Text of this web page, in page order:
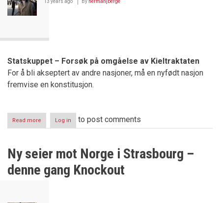
13 years ago By hermanjberge
Statskuppet – Forsøk på omgåelse av Kieltraktaten
For å bli akseptert av andre nasjoner, må en nyfødt nasjon
fremvise en konstitusjon.
Read more about
Dagen
Grunnloven
dens
fundament
Log in to post comments
Ny seier mot Norge i Strasbourg –
denne gang Knockout